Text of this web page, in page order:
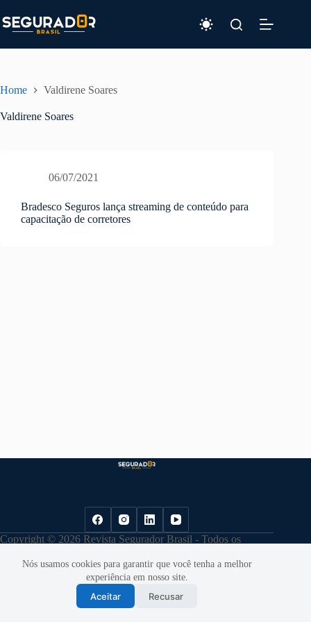
para
o
Nós usamos cookies para garantir que você tenha a melhor
experiência em nosso site.
Aceitar Recusar
Home Valdirene Soares
Valdirene Soares
06/07/2021
Bradesco Seguros lança streaming de conteúdo para
capacitação de corretores
Copyright © 2026 Revista Segurador Brasil - Todos os
Desenvolvido por